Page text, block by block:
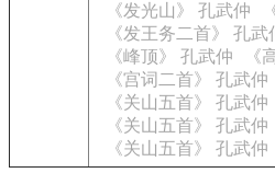
《发光山》 孔武仲
《发王务二首》 孔武
《峰顶》 孔武仲
《
《宫词二首》 孔武仲
《关山五首》 孔武仲
《关山五首》 孔武仲
《关山五首》 孔武仲